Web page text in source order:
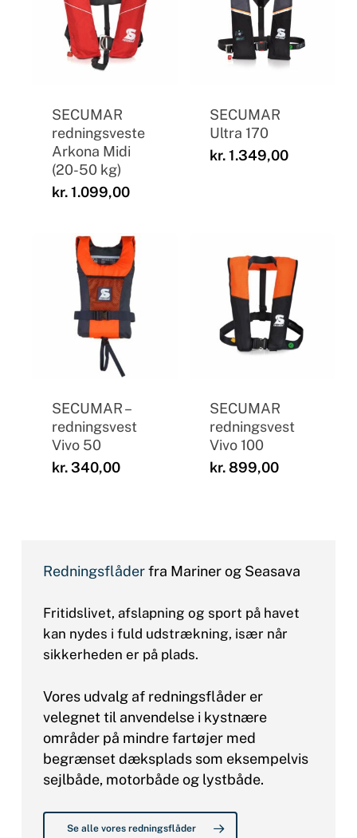
SECUMAR
redningsveste
Arkona Midi
(20-50 kg)
kr.1.099,00
SECUMAR
Ultra 170
kr.1.349,00
SECUMAR –
redningsvest
Vivo 50
kr.340,00
SECUMAR
redningsvest
Vivo 100
kr.899,00
Redningsflåderfra Mariner og Seasava
Fritidslivet, afslapning og sport på havet
kan nydes i fuld udstrækning, især når
sikkerheden er på plads.
Vores udvalg af redningsflåder er
velegnet til anvendelse i kystnære
områder på mindre fartøjer med
begrænset dæksplads som eksempelvis
sejlbåde, motorbåde og lystbåde.
Se alle vores redningsflåder